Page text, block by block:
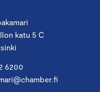
katu 5 C
6200